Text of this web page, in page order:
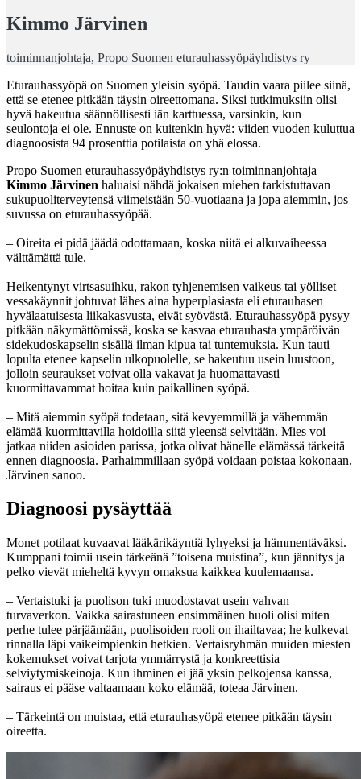
Kimmo Järvinen
toiminnanjohtaja, Propo Suomen eturauhassyöpäyhdistys ry
Eturauhassyöpä on Suomen yleisin syöpä. Taudin vaara piilee siinä,
että se etenee pitkään täysin oireettomana. Siksi tutkimuksiin olisi
hyvä hakeutua säännöllisesti iän karttuessa, varsinkin, kun
seulontoja ei ole. Ennuste on kuitenkin hyvä: viiden vuoden kuluttua
diagnoosista 94 prosenttia potilaista on yhä elossa.
Propo Suomen eturauhassyöpäyhdistys ry:n toiminnanjohtaja
Kimmo Järvinen haluaisi nähdä jokaisen miehen tarkistuttavan
sukupuoliterveytensä viimeistään 50-vuotiaana ja jopa aiemmin, jos
suvussa on eturauhassyöpää.
– Oireita ei pidä jäädä odottamaan, koska niitä ei alkuvaiheessa
välttämättä tule.
Heikentynyt virtsasuihku, rakon tyhjenemisen vaikeus tai yölliset
vessakäynnit johtuvat lähes aina hyperplasiasta eli eturauhasen
hyvälaatuisesta liikakasvusta, eivät syövästä. Eturauhassyöpä pysyy
pitkään näkymättömissä, koska se kasvaa eturauhasta ympäröivän
sidekudoskapselin sisällä ilman kipua tai tuntemuksia. Kun tauti
lopulta etenee kapselin ulkopuolelle, se hakeutuu usein luustoon,
jolloin seuraukset voivat olla vakavat ja huomattavasti
kuormittavammat hoitaa kuin paikallinen syöpä.
– Mitä aiemmin syöpä todetaan, sitä kevyemmillä ja vähemmän
elämää kuormittavilla hoidoilla siitä yleensä selvitään. Mies voi
jatkaa niiden asioiden parissa, jotka olivat hänelle elämässä tärkeitä
ennen diagnoosia. Parhaimmillaan syöpä voidaan poistaa kokonaan,
Järvinen sanoo.
Diagnoosi pysäyttää
Monet potilaat kuvaavat lääkärikäyntiä lyhyeksi ja hämmentäväksi.
Kumppani toimii usein tärkeänä ”toisena muistina”, kun jännitys ja
pelko vievät mieheltä kyvyn omaksua kaikkea kuulemaansa.
– Vertaistuki ja puolison tuki muodostavat usein vahvan
turvaverkon. Vaikka sairastuneen ensimmäinen huoli olisi miten
perhe tulee pärjäämään, puolisoiden rooli on ihailtavaa; he kulkevat
rinnalla läpi vaikeimpienkin hetkien. Vertaisryhmän muiden miesten
kokemukset voivat tarjota ymmärrystä ja konkreettisia
selviytymiskeinoja. Kun ihminen ei jää yksin pelkojensa kanssa,
sairaus ei pääse valtaamaan koko elämää, toteaa Järvinen.
– Tärkeintä on muistaa, että eturauhasyöpä etenee pitkään täysin
oireetta.